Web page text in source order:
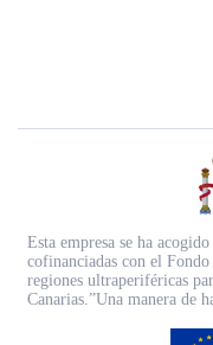
Esta empresa se ha
cofinanciadas con el
regiones ultraperiféricas
Canarias.”Una manera de